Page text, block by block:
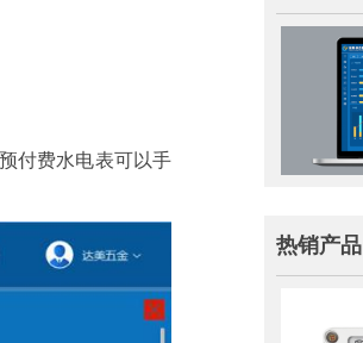
付费水电表可以手
热销产品